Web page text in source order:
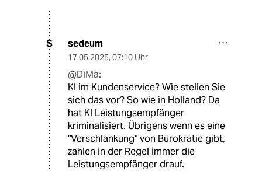
S sedeum
17.05.2025, 07:10 Uhr
@DiMa:
KI im Kundenservice? Wie stellen Sie
sich das vor? So wie in Holland? Da
hat KI Leistungsempfänger
kriminalisiert. Übrigens wenn es eine
"Verschlankung" von Bürokratie gibt,
zahlen in der Regel immer die
Leistungsempfänger drauf.